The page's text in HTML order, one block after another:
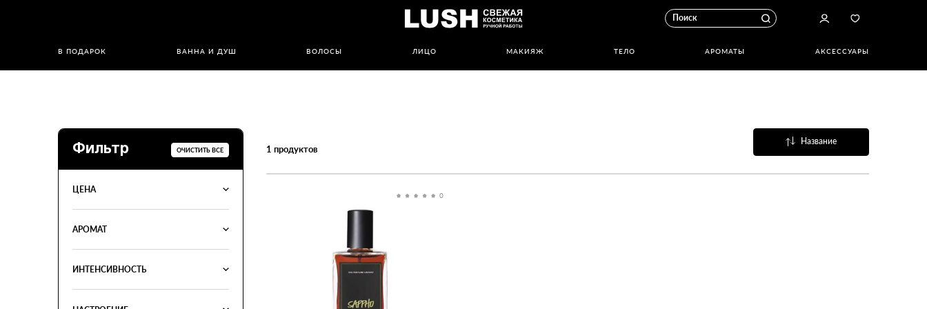
В ПОДАРОК ВАННА И ДУШ ВОЛОСЫ ЛИЦО МАКИЯЖ ТЕЛО АРОМАТЫ АКСЕССУАРЫ
Фильтр
ЦЕНА
АРОМАТ
ИНТЕНСИВНОСТЬ
ОЧИСТИТЬ ВСЕ 1 продуктов
Название
0